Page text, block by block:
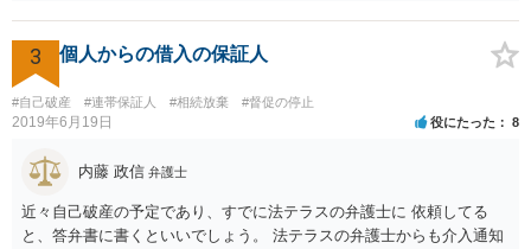
場合は無視でいいと思いますし，仮に相手方が生活保護の担当者に話
をしても，相手にされない可能性が高いと思います。 おそらく裁判な
どをしてくる可能性も低いです。 ＞それと,消滅時効とかはどうなるん
でしょうか？ 時効が主張できる可能性はあり得ますが，相手方の主張
内容が明らかでないため判断できません。
3 個人からの借入の保証人
#自己破産 #連帯保証人 #相続放棄 #督促の停止
2019年6月19日 役にたった 8
内藤 政信 弁護士
近々自己破産の予定であり、すでに法テラスの弁護士に 依頼してる
と、答弁書に書くといいでしょう。 法テラスの弁護士からも介入通知